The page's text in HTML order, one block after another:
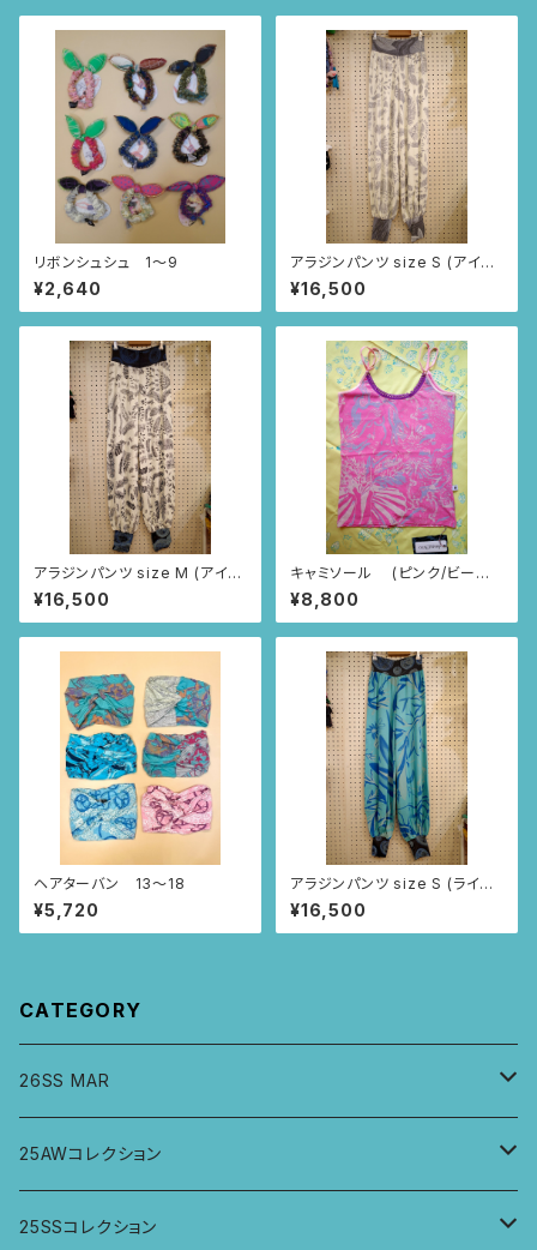
リボンシュシュ 1〜9
¥2,640
アラジンパンツ size S (アイボ
リー/ルイーサの羽根柄)
¥16,500
アラジンパンツ size M (アイボ
リー/ルイーサの羽根柄)
¥16,500
キャミソール (ピンク/ビーナ
スの誕生柄)
¥8,800
ヘアターバン 13～18
¥5,720
アラジンパンツ size S (ライト
ブルー/アイリス柄)
¥16,500
CATEGORY
26SS MAR
トップス
ジャケット、羽織
25AWコレクション
トップス
25SSコレクション